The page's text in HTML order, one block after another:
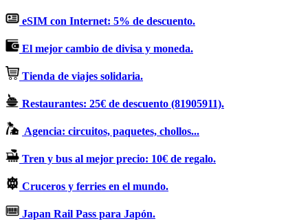
eSIM con Internet: 5% de descuento.
El mejor cambio de divisa y moneda.
Tienda de viajes solidaria.
Restaurantes: 25€ de descuento (81905911).
Agencia: circuitos, paquetes, chollos...
Tren y bus al mejor precio: 10€ de regalo.
Cruceros y ferries en el mundo.
Japan Rail Pass para Japón.